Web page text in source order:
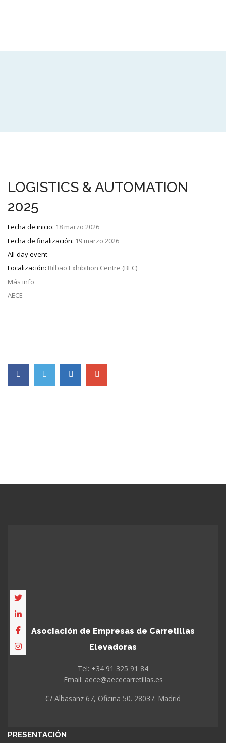
LOGISTICS & AUTOMATION
2025
Fecha de inicio: 18 marzo 2026
Fecha de finalización: 19 marzo 2026
All-day event
Localización: Bilbao Exhibition Centre (BEC)
Más info
AECE
Asociación de Empresas de Carretillas
Elevadoras
Tel: +34 91 325 91 84
Email: aece@aececarretillas.es
C/ Albasanz 67, Oficina 50. 28037. Madrid
PRESENTACIÓN